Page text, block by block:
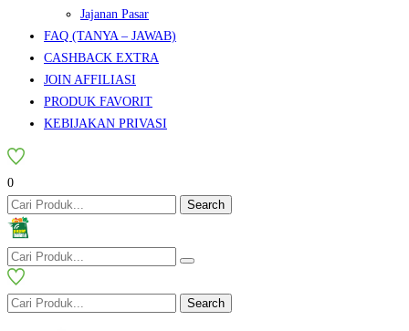
Jajanan Pasar
FAQ (TANYA – JAWAB)
CASHBACK EXTRA
JOIN AFFILIASI
PRODUK FAVORIT
KEBIJAKAN PRIVASI
0
Search
Search